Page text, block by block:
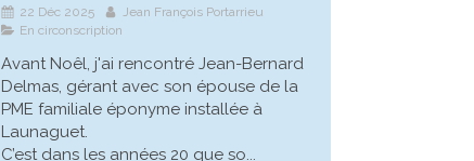
22 Déc 2025
Jean François Portarrieu
En circonscription
Avant Noêl, j'ai rencontré Jean-Bernard
Delmas, gérant avec son épouse de la
PME familiale éponyme installée à
Launaguet.
C’est dans les années 20 que so...